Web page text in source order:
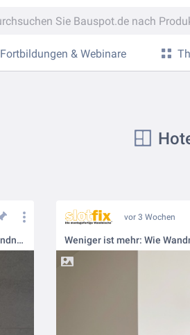
Fortbildungen & Webinare
Vom Ständerwerk zum Fertigteil – Wandnischen für Bad & Dusche
vor 3 Wochen